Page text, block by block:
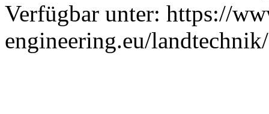
Verfügbar unter: https://
engineering.eu/